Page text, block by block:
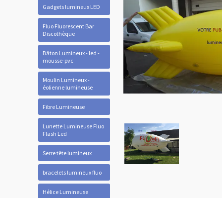
Gadgets lumineux LED
Fluo Fluorescent Bar
Discothèque
Bâton Lumineux - led -
mousse-pvc
Moulin Lumineux -
éolienne lumineuse
Fibre Lumineuse
Lunette Lumineuse Fluo
Flash Led
Serre tête lumineux
bracelets lumineux fluo
Hélice Lumineuse